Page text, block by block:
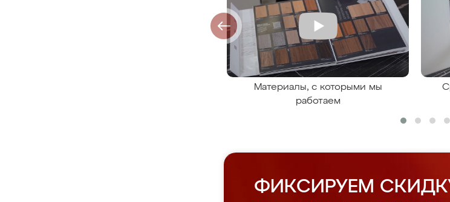
Материалы, с которыми мы
работаем
ФИКСИРУЕМ